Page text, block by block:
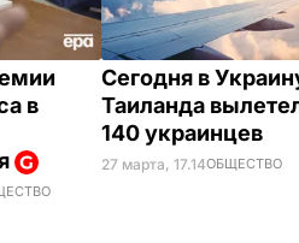
в
Сегодня в
Таиланда
140 украинцев
27 марта, 17.14ОБЩЕСТВО